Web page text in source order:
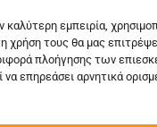
καλύτερη εμπειρία,
χρήση τους θα μας
πλοήγησης των
επηρεάσει αρνητικά
S.A.